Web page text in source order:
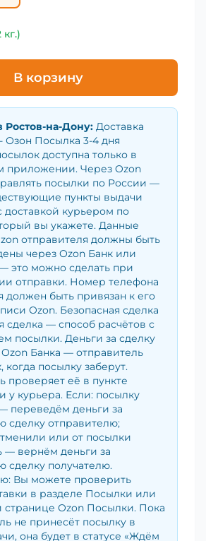
В корзину
Ростов-на-Дону: Доставка
Озон Посылка 3-4 дня
доступна только в
приложении. Через Ozon
посылки по России —
пункты выдачи
доставкой курьером по
вы укажете. Данные
отправителя должны быть
через Ozon Банк или
— это можно сделать при
отправки. Номер телефона
должен быть привязан к его
Ozon. Безопасная сделка
сделка — способ расчётов с
посылки. Деньги за сделку
Ozon Банка — отправитель
когда посылку заберут.
проверяет её в пункте
у курьера. Если: посылку
переведём деньги за
сделку отправителю;
или от посылки
— вернём деньги за
сделку получателю.
Вы можете проверить
в разделе Посылки или
странице Ozon Посылки. Пока
не принесёт посылку в
она будет в статусе «Ждём